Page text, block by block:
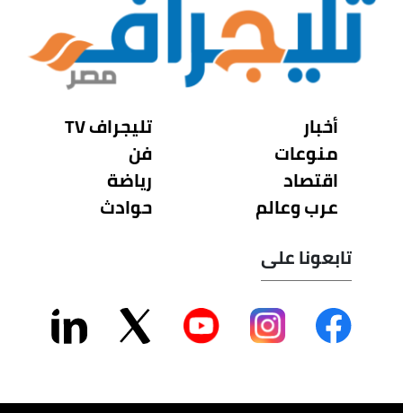
أخبار
منوعات
اقتصاد
عرب وعالم
تليجراف TV
فن
رياضة
حوادث
تابعونا على